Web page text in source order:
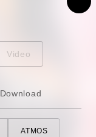
Video
Download
ATMOS